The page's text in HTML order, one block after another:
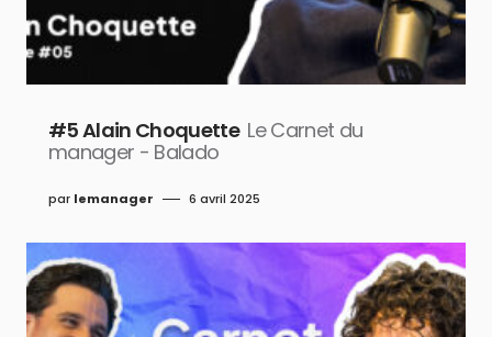
#5 Alain Choquette Le Carnet du
manager - Balado
par lemanager 6 avril 2025